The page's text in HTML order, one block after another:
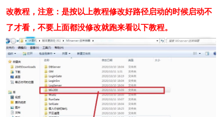
改教程，注意：是按以上教程修改好路径启动的时候启动不
了才看，不要上面都没修改就跑来看以下教程。